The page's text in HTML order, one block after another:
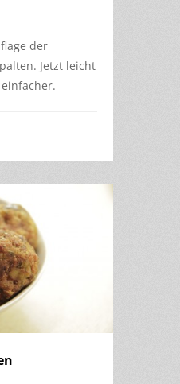
der
Jetzt leicht